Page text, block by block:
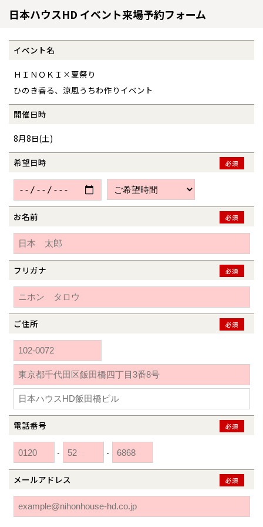
日本ハウスHD イベント来場予約フォーム
イベント名
ＨＩＮＯＫＩ×夏祭り
ひのき香る、涼風うちわ作りイベント
開催日時
8月8日(土)
希望日時 必須
お名前 必須
フリガナ 必須
ご住所 必須
電話番号 必須
- -
メールアドレス 必須
札幌
道央
道北
道南
道東
東北
青森
秋田
岩手
山形
宮城
福島
甲信越・北陸
新潟
山梨
長野
富山
石川
福井
関東
東京
神奈川
埼玉
千葉
茨城
群馬
東海
愛知
岐阜
静岡
三重
近畿
大阪
京都
兵庫
滋賀
和歌山
中国・四国
岡山
香川
鳥取
島根
九州
福岡
熊本
大分
分譲マンション
くの展示場又は店舗にお問合せください。
応します。お気軽にご相談ください。
札幌
札幌
道央
苫小牧千歳
道北
道南
室蘭
東北
秋田県
岩手県
盛岡
山形県
宮城県
福島県
郡山
福島
いわき
会津
甲信越・北陸
新潟県
新潟
山梨県
長野県
富山県
石川県
金沢
福井県
福井
関東
東京都
世田谷
神奈川県
埼玉県
埼玉
所沢
千葉県
千葉
茨城県
栃木県
宇都宮
群馬県
群馬
東海
愛知県
名古屋
岐阜県
静岡県
静岡
浜松
三重県
四日市
近畿
大阪府
京都府
京都
兵庫県
姫路
奈良県
中国・四国
岡山県
岡山
香川県
高松
愛媛県
九州
福岡県
福岡
佐賀県
熊本県
熊本
大分県
宮崎県
宮崎